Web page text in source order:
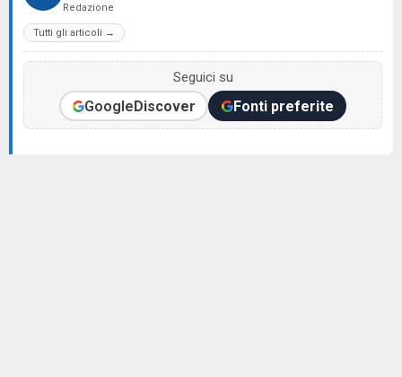
Redazione
Tutti gli articoli →
Seguici su
GoogleDiscover Fonti preferite